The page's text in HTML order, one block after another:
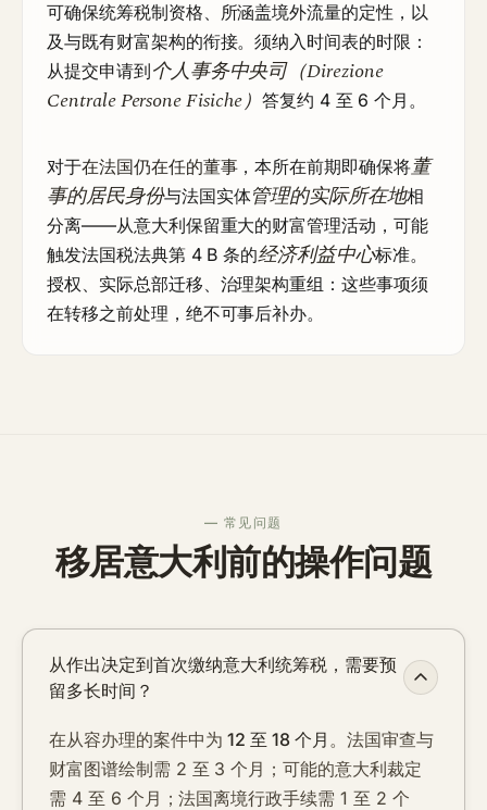
可确保统筹税制资格、所涵盖境外流量的定性，以
及与既有财富架构的衔接。须纳入时间表的时限：
从提交申请到个人事务中央司（Direzione
Centrale Persone Fisiche） 答复约 4 至 6 个月。
对于在法国仍在任的董事，本所在前期即确保将董
事的居民身份与法国实体管理的实际所在地相
分离——从意大利保留重大的财富管理活动，可能
触发法国税法典第 4 B 条的经济利益中心标准。
授权、实际总部迁移、治理架构重组：这些事项须
在转移之前处理，绝不可事后补办。
— 常见问题
移居意大利前的操作问题
从作出决定到首次缴纳意大利统筹税，需要预
留多长时间？
在从容办理的案件中为12 至 18 个月 。法国审查与
财富图谱绘制需 2 至 3 个月；可能的意大利裁定
需 4 至 6 个月；法国离境行政手续需 1 至 2 个